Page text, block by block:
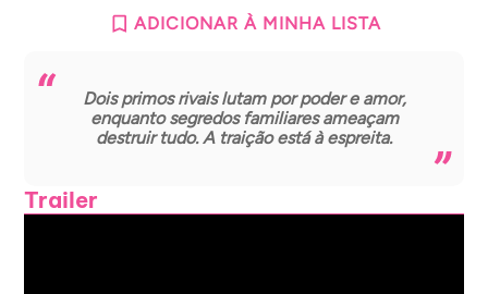
ADICIONAR À MINHA LISTA
Dois primos rivais lutam por poder e amor,
enquanto segredos familiares ameaçam
destruir tudo. A traição está à espreita.
Trailer